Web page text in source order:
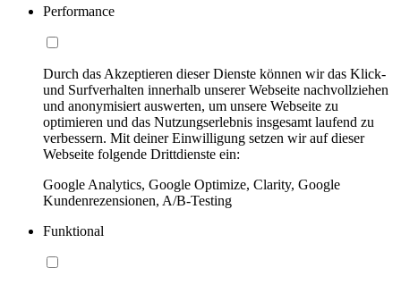
Performance
Durch das Akzeptieren dieser Dienste können wir das Klick-
und Surfverhalten innerhalb unserer Webseite nachvollziehen
und anonymisiert auswerten, um unsere Webseite zu
optimieren und das Nutzungserlebnis insgesamt laufend zu
verbessern. Mit deiner Einwilligung setzen wir auf dieser
Webseite folgende Drittdienste ein:
Google Analytics, Google Optimize, Clarity, Google
Kundenrezensionen, A/B-Testing
Funktional